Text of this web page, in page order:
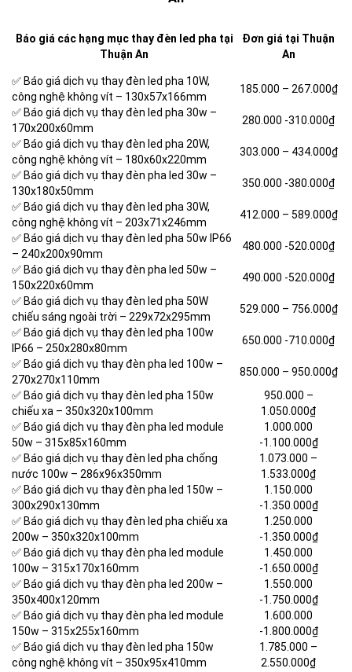
Báo giá các hạng mục thay đèn led pha tại
Thuận An
Đơn giá tại Thuận
An
✅ Báo giá dịch vụ thay đèn led pha 10W,
công nghệ không vít – 130x57x166mm
185.000 – 267.000₫
✅ Báo giá dịch vụ thay đèn led pha 30w –
170x200x60mm
280.000 -310.000₫
✅ Báo giá dịch vụ thay đèn led pha 20W,
công nghệ không vít – 180x60x220mm
303.000 – 434.000₫
✅ Báo giá dịch vụ thay đèn pha led 30w –
130x180x50mm
350.000 -380.000₫
✅ Báo giá dịch vụ thay đèn led pha 30W,
công nghệ không vít – 203x71x246mm
412.000 – 589.000₫
✅ Báo giá dịch vụ thay đèn led pha 50w IP66
– 240x200x90mm
480.000 -520.000₫
✅ Báo giá dịch vụ thay đèn pha led 50w –
150x220x60mm
490.000 -520.000₫
✅ Báo giá dịch vụ thay đèn led pha 50W
chiếu sáng ngoài trời – 229x72x295mm
529.000 – 756.000₫
✅ Báo giá dịch vụ thay đèn led pha 100w
IP66 – 250x280x80mm
650.000 -710.000₫
✅ Báo giá dịch vụ thay đèn pha led 100w –
270x270x110mm
850.000 – 950.000₫
✅ Báo giá dịch vụ thay đèn led pha 150w
chiếu xa – 350x320x100mm
950.000 –
1.050.000₫
✅ Báo giá dịch vụ thay đèn pha led module
50w – 315x85x160mm
1.000.000
-1.100.000₫
✅ Báo giá dịch vụ thay đèn led pha chống
nước 100w – 286x96x350mm
1.073.000 –
1.533.000₫
✅ Báo giá dịch vụ thay đèn pha led 150w –
300x290x130mm
1.150.000
-1.350.000₫
✅ Báo giá dịch vụ thay đèn led pha chiếu xa
200w – 350x320x100mm
1.250.000
-1.350.000₫
✅ Báo giá dịch vụ thay đèn pha led module
100w – 315x170x160mm
1.450.000
-1.650.000₫
✅ Báo giá dịch vụ thay đèn pha led 200w –
350x400x120mm
1.550.000
-1.750.000₫
✅ Báo giá dịch vụ thay đèn pha led module
150w – 315x255x160mm
1.600.000
-1.800.000₫
✅ Báo giá dịch vụ thay đèn led pha 150w
công nghệ không vít – 350x95x410mm
1.785.000 –
2.550.000₫